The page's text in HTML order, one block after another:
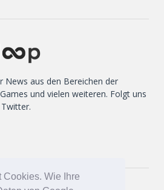
Cookies. Wie Ihre
News aus den Bereichen der
und vielen weiteren. Folgt uns